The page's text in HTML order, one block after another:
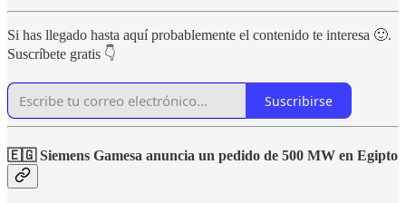
Si has llegado hasta aquí probablemente el contenido te interesa 🙂.
Suscríbete gratis 👇
Suscribirse
🇪🇬 Siemens Gamesa anuncia un pedido de 500 MW en Egipto